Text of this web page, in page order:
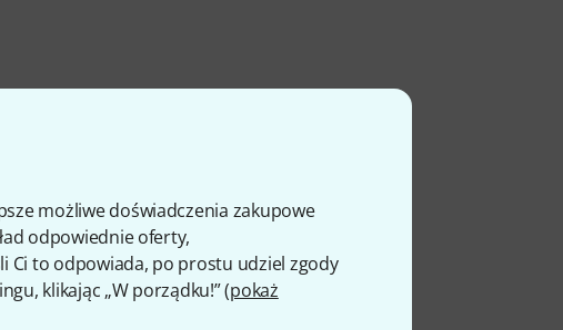
możliwe doświadczenia zakupowe
odpowiednie oferty,
Ci to odpowiada, po prostu udziel zgody
klikając „W porządku!” (pokaż